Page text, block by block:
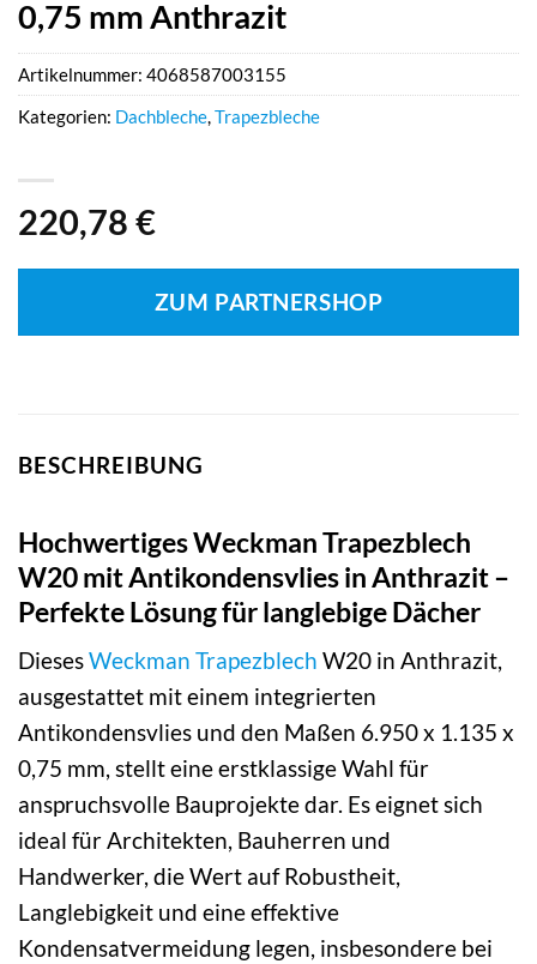
0,75 mm Anthrazit
220,78 €
ZUM PARTNERSHOP
Artikelnummer: 4068587003155
Kategorien: Dachbleche,Trapezbleche
BESCHREIBUNG
Hochwertiges Weckman Trapezblech
W20 mit Antikondensvlies in Anthrazit –
Perfekte Lösung für langlebige Dächer
DiesesWeckman Trapezblech W20 in Anthrazit,
ausgestattet mit einem integrierten
Antikondensvlies und den Maßen 6.950 x 1.135 x
0,75 mm, stellt eine erstklassige Wahl für
anspruchsvolle Bauprojekte dar. Es eignet sich
ideal für Architekten, Bauherren und
Handwerker, die Wert auf Robustheit,
Langlebigkeit und eine effektive
Kondensatvermeidung legen, insbesondere bei